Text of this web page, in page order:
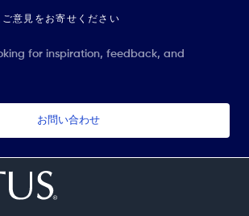
意見をお寄せください
for inspiration, feedback, and
お問い合わせ